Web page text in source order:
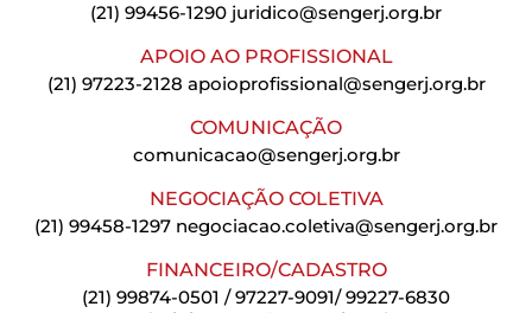
(21) 99456-1290 juridico@sengerj.org.br
APOIO AO PROFISSIONAL
(21) 97223-2128 apoioprofissional@sengerj.org.br
COMUNICAÇÃO
comunicacao@sengerj.org.br
NEGOCIAÇÃO COLETIVA
(21) 99458-1297 negociacao.coletiva@sengerj.org.br
FINANCEIRO/CADASTRO
(21) 99874-0501 / 97227-9091/ 99227-6830